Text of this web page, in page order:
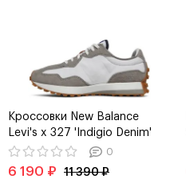
Кроссовки New Balance
Levi's x 327 'Indigio Denim'
0
6 190 ₽ 11 390 ₽